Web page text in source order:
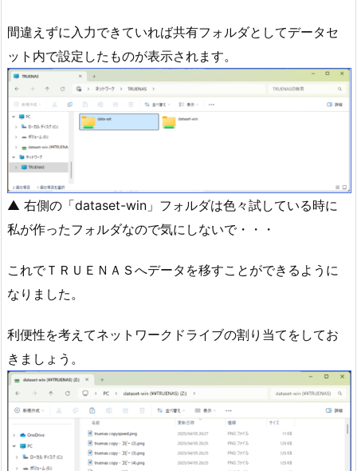
間違えずに入力できていれば共有フォルダとしてデータセ
ット内で設定したものが表示されます。
▲ 右側の「dataset-win」フォルダは色々試している時に
私が作ったフォルダなので気にしないで・・・
これでＴＲＵＥＮＡＳへデータを移すことができるように
なりました。
利便性を考えてネットワークドライブの割り当てをしてお
きましょう。